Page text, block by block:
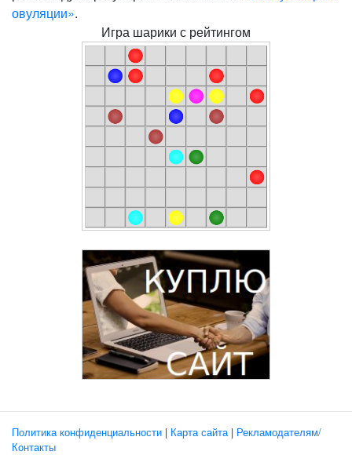
овуляции».
Игра шарики с рейтингом
Политика конфиденциальности | Карта сайта| Рекламодателям/
Контакты